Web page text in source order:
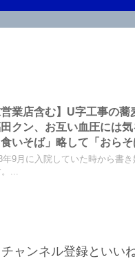
業店含む】U字工事の蕎麦愛
クン、お互い血圧には
いそば」略して「おら
年9月に入院していた時から書
。...
ャンネル登録といい